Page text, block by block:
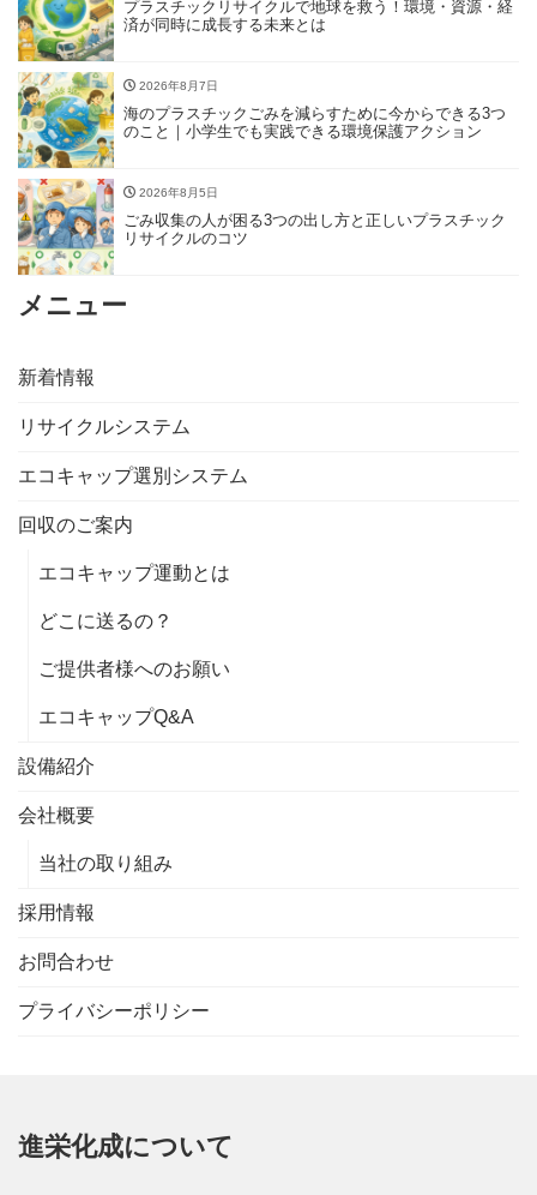
プラスチックリサイクルで地球を救う！環境・資源・経
済が同時に成長する未来とは
2026年8月7日
海のプラスチックごみを減らすために今からできる3つ
のこと｜小学生でも実践できる環境保護アクション
2026年8月5日
ごみ収集の人が困る3つの出し方と正しいプラスチック
リサイクルのコツ
メニュー
新着情報
リサイクルシステム
エコキャップ選別システム
回収のご案内
エコキャップ運動とは
どこに送るの？
ご提供者様へのお願い
エコキャップQ&A
設備紹介
会社概要
当社の取り組み
採用情報
お問合わせ
プライバシーポリシー
進栄化成について